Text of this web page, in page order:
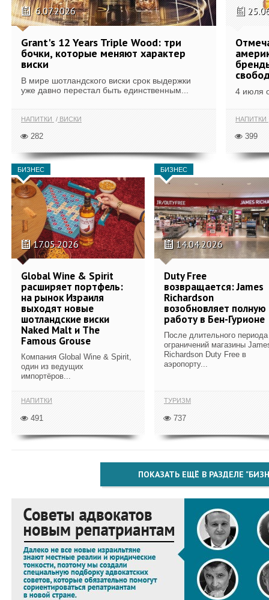
6.07.2026
Grant's 12 Years Triple Wood: три
бочки, которые меняют характер
виски
В мире шотландского виски срок выдержки
уже давно перестал быть единственным...
НАПИТКИ ВИСКИ
282
4 июля
НАПИТКИ
399
БИЗНЕС
17.05.2026
Global Wine & Spirit
расширяет портфель:
на рынок Израиля
выходят новые
шотландские виски
Naked Malt и The
Famous Grouse
Компания Global Wine & Spirit,
один из ведущих
импортёров...
НАПИТКИ
491
БИЗНЕС
14.04.2026
Duty Free
возвращается: James
Richardson
возобновляет полную
работу в Бен-Гурионе
После длительного периода
ограничений магазины
Richardson Duty Free в
аэропорту...
ТУРИЗМ
737
ПОКАЗАТЬ ЕЩЁ В РАЗДЕЛЕ